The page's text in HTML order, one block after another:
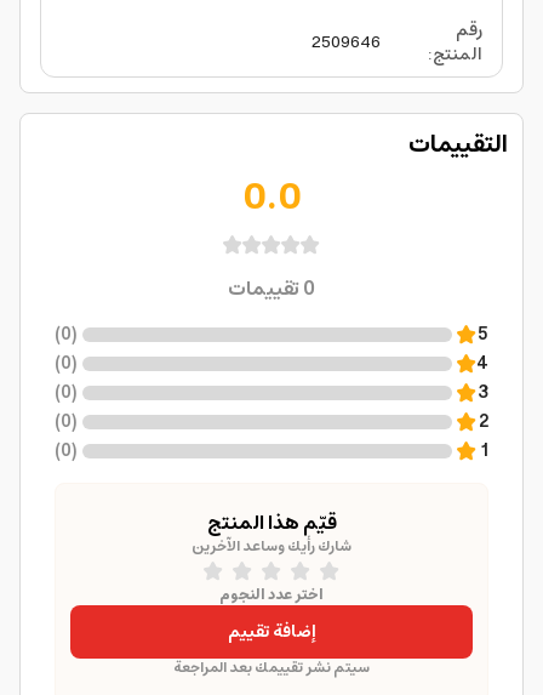
رقم
المنتج:
2509646
التقييمات
0.0
0تقييمات
5
(
0
)
4
(
0
)
3
(
0
)
2
(
0
)
1
(
0
)
قيّم هذا المنتج
شارك رأيك وساعد الآخرين
اختر عدد النجوم
إضافة تقييم
سيتم نشر تقييمك بعد المراجعة